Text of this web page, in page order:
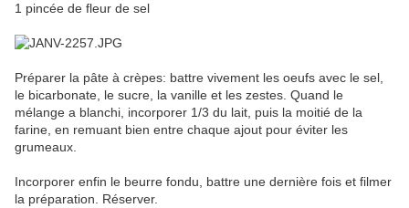
1 pincée de fleur de sel
Préparer la pâte à crèpes: battre vivement les oeufs avec le sel,
le bicarbonate, le sucre, la vanille et les zestes. Quand le
mélange a blanchi, incorporer 1/3 du lait, puis la moitié de la
farine, en remuant bien entre chaque ajout pour éviter les
grumeaux.
Incorporer enfin le beurre fondu, battre une dernière fois et filmer
la préparation. Réserver.